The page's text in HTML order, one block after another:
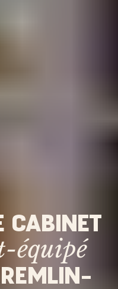
CABINET
équipé